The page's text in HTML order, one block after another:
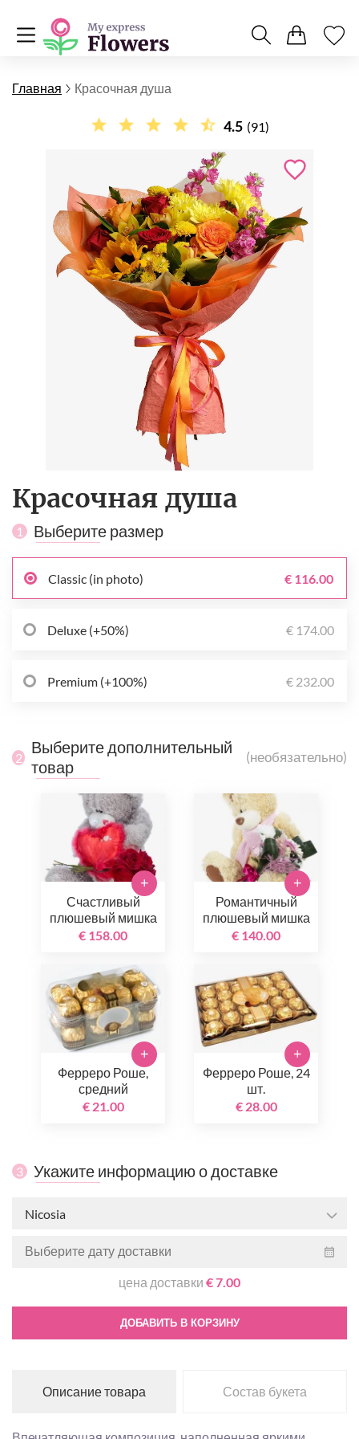
Главная Красочная душа
4.5 (91)
Красочная душа
1 Выберите размер
Classic (in photo) € 116.00
Deluxe (+50%) € 174.00
Premium (+100%) € 232.00
2
Выберите дополнительный
товар
(необязательно)
Счастливый
плюшевый мишка
€ 158.00
+
Романтичный
плюшевый мишка
€ 140.00
+
Ферреро Роше,
средний
€ 21.00
+
Ферреро Роше, 24
шт.
€ 28.00
+
3 Укажите информацию о доставке
Nicosia
цена доставки € 7.00
ДОБАВИТЬ В КОРЗИНУ
Описание товара Состав букета